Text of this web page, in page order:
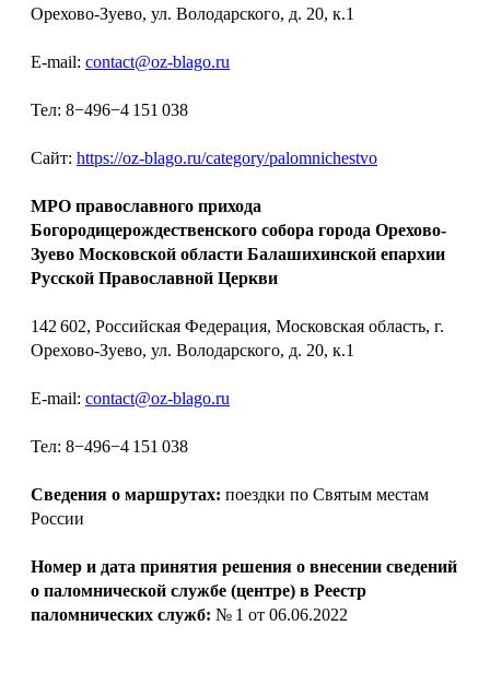
Орехово-Зуево, ул. Володарского, д. 20, к.1
E-mail: contact@oz-blago.ru
Тел: 8−496−4 151 038
Сайт: https://oz-blago.ru/category/palomnichestvo
МРО православного прихода
Богородицерождественского собора города Орехово-
Зуево Московской области Балашихинской епархии
Русской Православной Церкви
142 602, Российская Федерация, Московская область, г.
Орехово-Зуево, ул. Володарского, д. 20, к.1
E-mail: contact@oz-blago.ru
Тел: 8−496−4 151 038
Сведения о маршрутах: поездки по Святым местам
России
Номер и дата принятия решения о внесении сведений
о паломнической службе (центре) в Реестр
паломнических служб: № 1 от 06.06.2022